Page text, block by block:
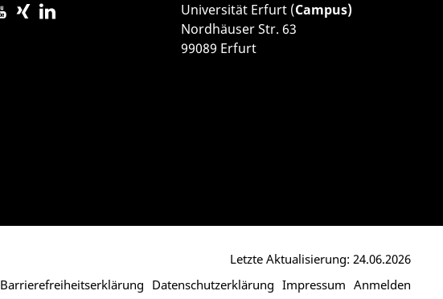
Universität Erfurt (Campus)
Nordhäuser Str. 63
99089 Erfurt
Barrierefreiheitserklärung Datenschutzerklärung Impressum Anmelden
Letzte Aktualisierung: 24.06.2026